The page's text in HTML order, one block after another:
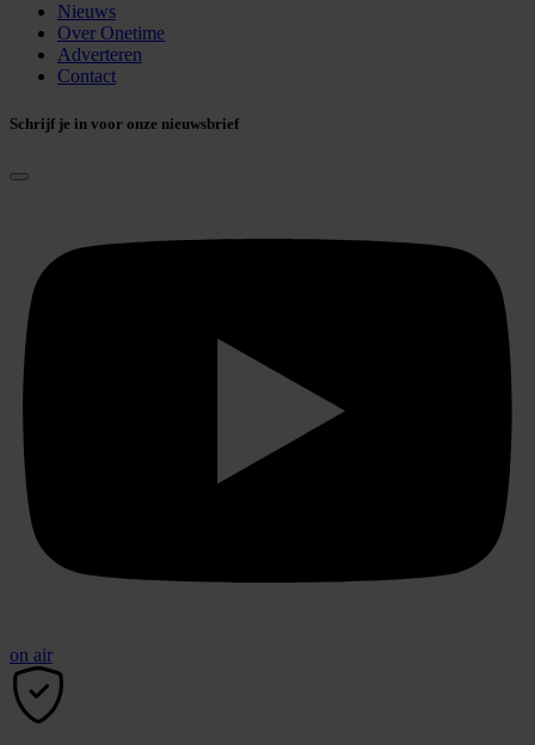
Nieuws
Over Onetime
Adverteren
Contact
Schrijf je in voor onze nieuwsbrief
on air